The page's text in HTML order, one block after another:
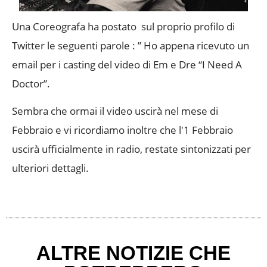
Una Coreografa ha postato sul proprio profilo di
Twitter le seguenti parole : ” Ho appena ricevuto un
email per i casting del video di Em e Dre “I Need A
Doctor”.
Sembra che ormai il video uscirà nel mese di
Febbraio e vi ricordiamo inoltre che l'1 Febbraio
uscirà ufficialmente in radio, restate sintonizzati per
ulteriori dettagli.
ALTRE NOTIZIE CHE